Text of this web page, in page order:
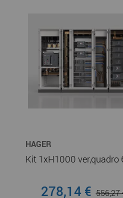
HAGER
278,14 € 556,27